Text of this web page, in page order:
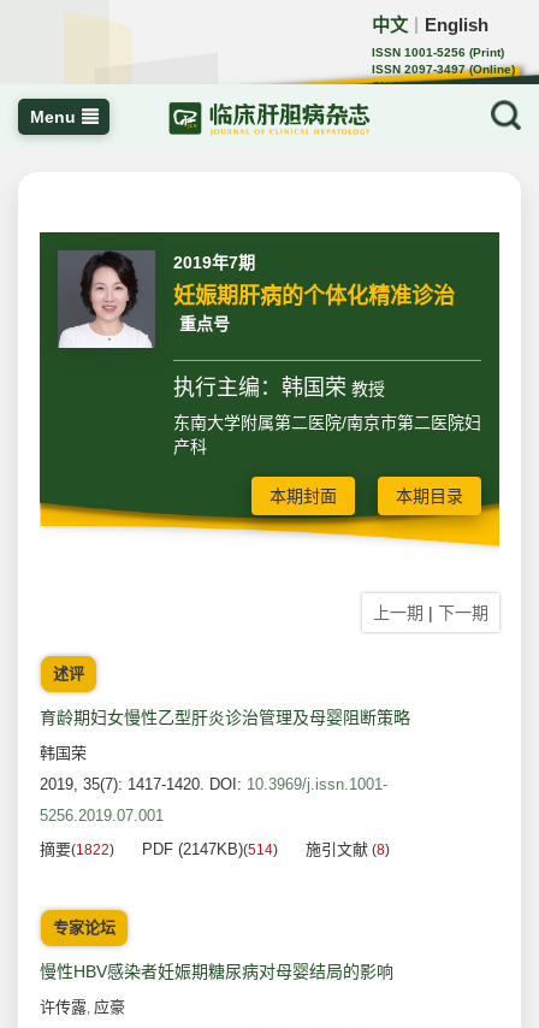
中文 English
ISSN 1001-5256 (Print)
ISSN 2097-3497 (Online)
CN 22-1108/R
Menu
2019年7期
妊娠期肝病的个体化精准诊治
重点号
执行主编：韩国荣教授
东南大学附属第二医院/南京市第二医院妇
产科
本期封面 本期目录
上一期 | 下一期
述评
育龄期妇女慢性乙型肝炎诊治管理及母婴阻断策略
韩国荣
2019, 35(7): 1417-1420. DOI: 10.3969/j.issn.1001-
5256.2019.07.001
摘要(1822) PDF (2147KB)(514) 施引文献 (8)
专家论坛
慢性HBV感染者妊娠期糖尿病对母婴结局的影响
许传露, 应豪